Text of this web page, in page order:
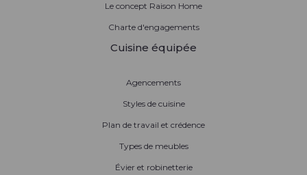
Le concept Raison Home
Charte d'engagements
Cuisine équipée
Agencements
Styles de cuisine
Plan de travail et crédence
Types de meubles
Évier et robinetterie